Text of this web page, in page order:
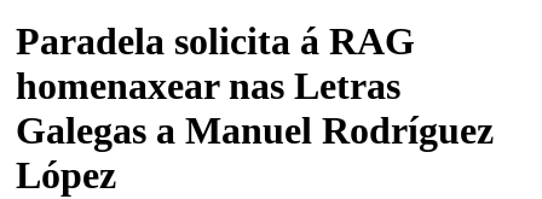
Paradela solicita á RAG
homenaxear nas Letras
Galegas a Manuel Rodríguez
López